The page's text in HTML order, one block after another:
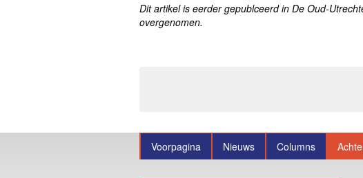
Dit artikel is eerder gepublceerd in De Oud-
overgenomen.
Voorpagina Nieuws Columns